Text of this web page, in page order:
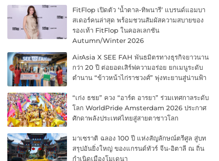
FitFlop เปิดตัว ‘น้ำตาล-ทิพนารี’ แบรนด์แอมบา
สเดอร์คนล่าสุด พร้อมชวนสัมผัสความสบายของ
รองเท้า FitFlop ในคอลเลกชัน
Autumn/Winter 2026
AirAsia X SEE FAH พันธมิตรทางธุรกิจยาวนาน
กว่า 20 ปี ต่อยอดเสิร์ฟความอร่อย ยกเมนูระดับ
ตำนาน “ข้าวหน้าไก่ราชวงศ์” พุ่งทะยานสู่น่านฟ้า
“เก่ง ธชย” ควง “อาร์ต อารยา” ร่วมเทศกาลระดับ
โลก WorldPride Amsterdam 2026 ประกาศ
ศักดาพลังประเทศไทยสู่สายตาชาวโลก
มาเซราติ ฉลอง 100 ปี แห่งสัญลักษณ์ตรีศูล สู่บท
สรุปอันยิ่งใหญ่ ของแกรนด์ทัวร์ จีน-อิตาลี ณ ถิ่น
กำเนิดเมืองโมเดนา